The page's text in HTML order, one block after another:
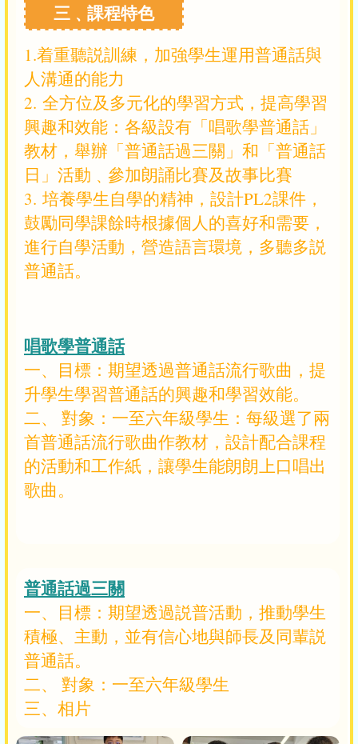
三﹑課程特色
1.着重聽説訓練，加強學生運用普通話與
人溝通的能力
2. 全方位及多元化的學習方式，提高學習
興趣和效能：各級設有「唱歌學普通話」
教材，舉辦「普通話過三關」和「普通話
日」活動﹑參加朗誦比賽及故事比賽
3. 培養學生自學的精神，設計PL2課件，
鼓勵同學課餘時根據個人的喜好和需要，
進行自學活動，營造語言環境，多聽多説
普通話。
唱歌學普通話
一、目標：期望透過普通話流行歌曲，提
升學生學習普通話的興趣和學習效能。
二、 對象：一至六年級學生：每級選了兩
首普通話流行歌曲作教材，設計配合課程
的活動和工作紙，讓學生能朗朗上口唱出
歌曲。
普通話過三關
一、目標：期望透過説普活動，推動學生
積極、主動，並有信心地與師長及同輩説
普通話。
二、 對象：一至六年級學生
三、相片